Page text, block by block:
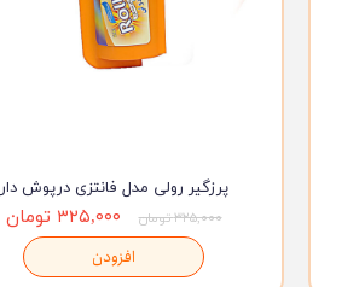
پرزگیر رولی مدل فانتزی درپوش دار
۳۲۵,۰۰۰ تومان
۳۲۵,۰۰۰ تومان
افزودن